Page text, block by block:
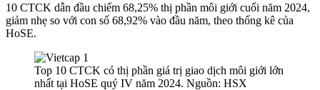
10 CTCK dẫn đầu chiếm 68,25% thị phần môi giới cuối năm 2024,
giảm nhẹ so với con số 68,92% vào đầu năm, theo thống kê của
HoSE.
Top 10 CTCK có thị phần giá trị giao dịch môi giới lớn
nhất tại HoSE quý IV năm 2024. Nguồn: HSX